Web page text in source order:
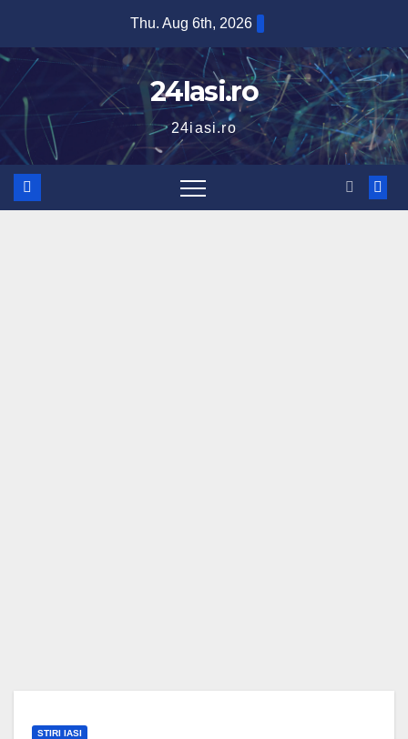
content
Thu. Aug 6th, 2026
24Iasi.ro
24iasi.ro
STIRI IASI